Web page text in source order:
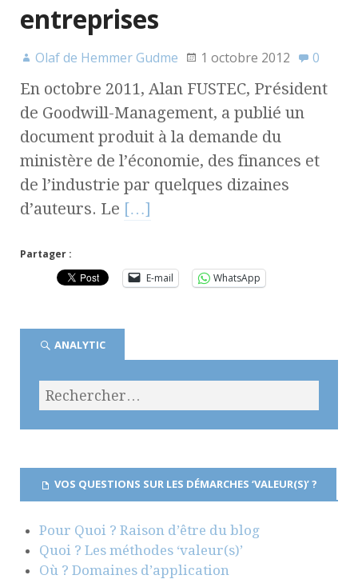
entreprises
Olaf de Hemmer Gudme 1 octobre 2012 0
En octobre 2011, Alan FUSTEC, Président
de Goodwill-Management, a publié un
document produit à la demande du
ministère de l’économie, des finances et
de l’industrie par quelques dizaines
d’auteurs. Le […]
Partager :
E-mail
WhatsApp
ANALYTIC
VOS QUESTIONS SUR LES DÉMARCHES ‘VALEUR(S)’ ?
Pour Quoi ? Raison d’être du blog
Quoi ? Les méthodes ‘valeur(s)’
Où ? Domaines d’application